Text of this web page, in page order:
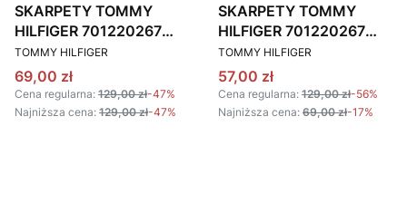
SKARPETY TOMMY
HILFIGER 701220267
POMARAŃCZOWO-
GRANATOWE (3PACK)
PRODUCENT
TOMMY HILFIGER
Cena promocyjna
69,00 zł
Cena regularna: 129,00 zł-47%
Najniższa cena: 129,00 zł-47%
SKARPETY TOMMY
HILFIGER 701220267
ZIELONO-NIEBIESKIE
(3PACK)
PRODUCENT
TOMMY HILFIGER
Cena promocyjna
57,00 zł
Cena regularna: 129,00 zł-56%
Najniższa cena: 69,00 zł-17%